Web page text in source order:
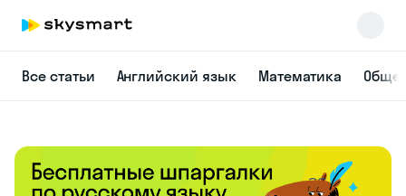
Все статьи Английский язык Математика